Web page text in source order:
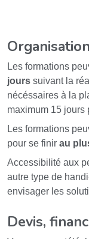
Les formations
jours suivant la
nécéssaires à la
maximum 15 jours
Les formations
pour se finir au
Accessibilité aux
autre type de
envisager les
Devis,